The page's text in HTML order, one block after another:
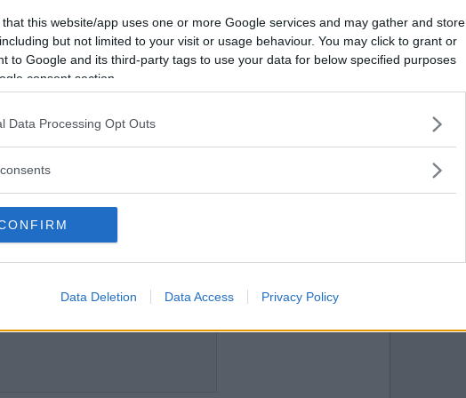
that this website/app uses one or more Google services and may gather and store
but not limited to your visit or usage behaviour. You may click to grant or
to Google and its third-party tags to use your data for below specified purposes
consent section.
Data Processing Opt Outs
Data Deletion Data Access Privacy Policy
nyår.
Vill du bli
medlem?